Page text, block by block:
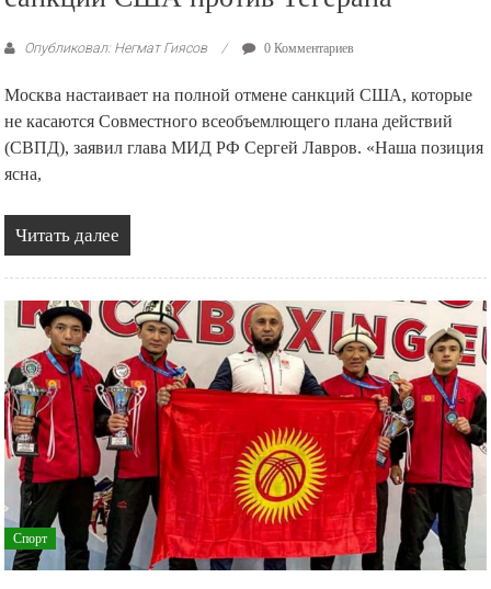
Опубликовал: Негмат Гиясов 0 Комментариев
Москва настаивает на полной отмене санкций США, которые
не касаются Совместного всеобъемлющего плана действий
(СВПД), заявил глава МИД РФ Сергей Лавров. «Наша позиция
ясна,
Читать далее
Спорт